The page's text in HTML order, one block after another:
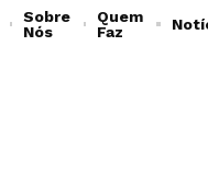
Sobre
Nós
Quem
Faz